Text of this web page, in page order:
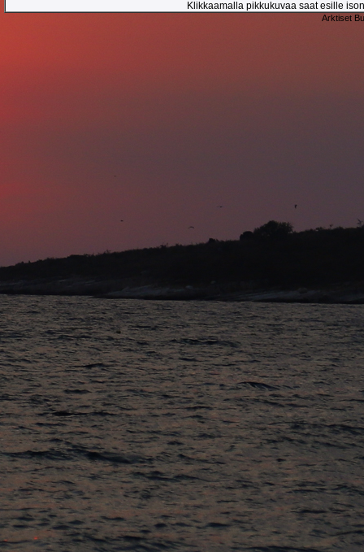
Klikkaamalla pikkukuvaa saat esille
Arktiset